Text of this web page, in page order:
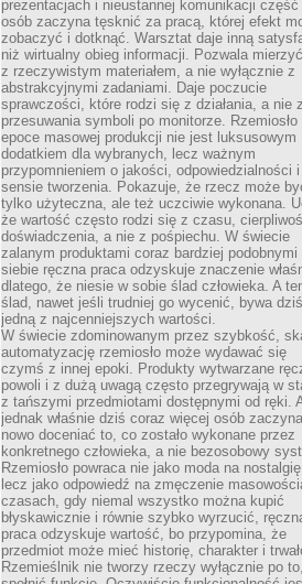
prezentacjach i nieustannej komunikacji część
osób zaczyna tęsknić za pracą, której efekt
zobaczyć i dotknąć. Warsztat daje inną
niż wirtualny obieg informacji. Pozwala
z rzeczywistym materiałem, a nie wyłącznie z
abstrakcyjnymi zadaniami. Daje poczucie
sprawczości, które rodzi się z działania, a nie z
przesuwania symboli po monitorze. Rzemiosło
epoce masowej produkcji nie jest luksusowym
dodatkiem dla wybranych, lecz ważnym
przypomnieniem o jakości, odpowiedzialności i
sensie tworzenia. Pokazuje, że rzecz może
tylko użyteczna, ale też uczciwie wykonana.
że wartość często rodzi się z czasu,
doświadczenia, a nie z pośpiechu. W świecie
zalanym produktami coraz bardziej podobnymi
siebie ręczna praca odzyskuje znaczenie
dlatego, że niesie w sobie ślad człowieka. A
ślad, nawet jeśli trudniej go wycenić, bywa dziś
jedną z najcenniejszych wartości.
W świecie zdominowanym przez szybkość,
automatyzację rzemiosło może wydawać się
czymś z innej epoki. Produkty wytwarzane
powoli i z dużą uwagą często przegrywają w
z tańszymi przedmiotami dostępnymi od ręki.
jednak właśnie dziś coraz więcej osób
nowo doceniać to, co zostało wykonane przez
konkretnego człowieka, a nie bezosobowy
Rzemiosło powraca nie jako moda na
lecz jako odpowiedź na zmęczenie
czasach, gdy niemal wszystko można kupić
błyskawicznie i równie szybko wyrzucić,
praca odzyskuje wartość, bo przypomina, że
przedmiot może mieć historię, charakter i
Rzemieślnik nie tworzy rzeczy wyłącznie po